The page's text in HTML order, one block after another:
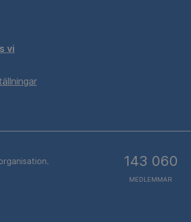
vi
143 060
MEDLEMMAR